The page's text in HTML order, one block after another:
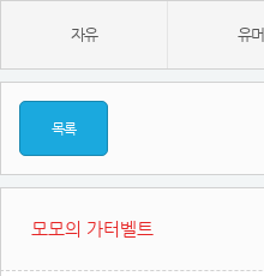
자유 유머
목록
모모의 가터벨트